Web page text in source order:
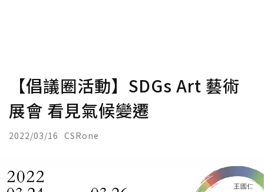
【倡議圈活動】SDGs Art 藝術
展會 看見氣候變遷
2022/03/16 CSRone